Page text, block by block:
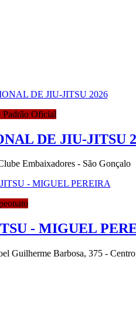
Padrão Oficial
DE JIU-JITSU
Embaixadores - São Gonçalo
- MIGUEL
Guilherme Barbosa, 375 -